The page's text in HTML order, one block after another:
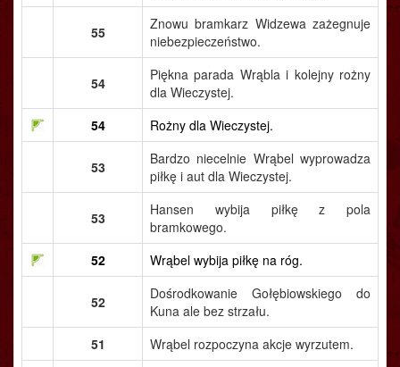
55
Znowu bramkarz Widzewa zażegnuje
niebezpieczeństwo.
54
Piękna parada Wrąbla i kolejny rożny
dla Wieczystej.
54
Rożny dla Wieczystej.
53
Bardzo niecelnie Wrąbel wyprowadza
piłkę i aut dla Wieczystej.
53
Hansen wybija piłkę z pola
bramkowego.
52
Wrąbel wybija piłkę na róg.
52
Dośrodkowanie Gołębiowskiego do
Kuna ale bez strzału.
51
Wrąbel rozpoczyna akcje wyrzutem.